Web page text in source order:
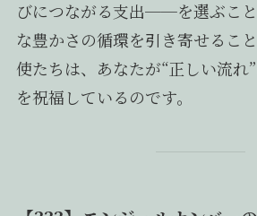
びにつながる支出──を選ぶこ
な豊かさの循環を引き寄せるこ
使たちは、あなたが“正しい流れ
を祝福しているのです。